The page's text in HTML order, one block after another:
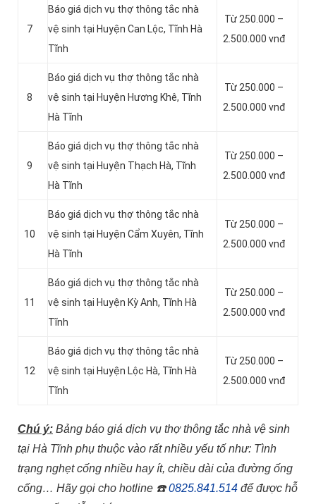
7
Báo giá dịch vụ thợ thông tắc nhà
vệ sinh tại Huyện Can Lộc, Tĩnh Hà
Tĩnh
Từ 250.000 –
2.500.000 vnđ
8
Báo giá dịch vụ thợ thông tắc nhà
vệ sinh tại Huyện Hương Khê, Tĩnh
Hà Tĩnh
Từ 250.000 –
2.500.000 vnđ
9
Báo giá dịch vụ thợ thông tắc nhà
vệ sinh tại Huyện Thạch Hà, Tĩnh
Hà Tĩnh
Từ 250.000 –
2.500.000 vnđ
10
Báo giá dịch vụ thợ thông tắc nhà
vệ sinh tại Huyện Cẩm Xuyên, Tĩnh
Hà Tĩnh
Từ 250.000 –
2.500.000 vnđ
11
Báo giá dịch vụ thợ thông tắc nhà
vệ sinh tại Huyện Kỳ Anh, Tĩnh Hà
Tĩnh
Từ 250.000 –
2.500.000 vnđ
12
Báo giá dịch vụ thợ thông tắc nhà
vệ sinh tại Huyện Lộc Hà, Tĩnh Hà
Tĩnh
Từ 250.000 –
2.500.000 vnđ
Chú ý: Bảng báo giá dịch vụ thợ thông tắc nhà vệ sinh
tại Hà Tĩnh phụ thuộc vào rất nhiều yếu tố như: Tình
trạng nghẹt cống nhiều hay ít, chiều dài của đường ống
cống… Hãy gọi cho hotline ☎️0825.841.514 để được hỗ